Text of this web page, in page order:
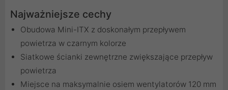
Najważniejsze cechy
Obudowa Mini-ITX z doskonałym przepływem
powietrza w czarnym kolorze
Siatkowe ścianki zewnętrzne zwiększające przepływ
powietrza
Miejsce na maksymalnie osiem wentylatorów 120 mm